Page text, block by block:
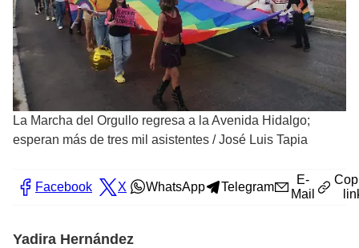
La Marcha del Orgullo regresa a la Avenida Hidalgo;
esperan más de tres mil asistentes /José Luis Tapia
Facebook X WhatsApp Telegram
E-
Mail
Yadira Hernández